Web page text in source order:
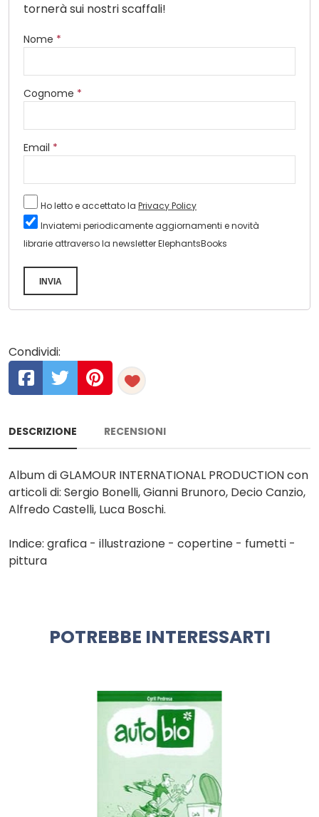
tornerà sui nostri scaffali!
Nome *
Cognome *
Email *
Ho letto e accettato la Privacy Policy
Inviatemi periodicamente aggiornamenti e novità
librarie attraverso la newsletter ElephantsBooks
INVIA
Condividi:
DESCRIZIONE RECENSIONI
Album di GLAMOUR INTERNATIONAL PRODUCTION con
articoli di: Sergio Bonelli, Gianni Brunoro, Decio Canzio,
Alfredo Castelli, Luca Boschi.
Indice: grafica - illustrazione - copertine - fumetti -
pittura
POTREBBE INTERESSARTI